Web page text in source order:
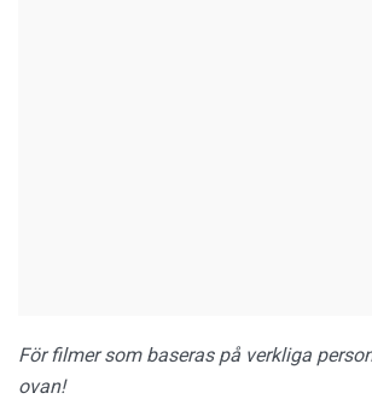
För filmer som baseras på verkliga
ovan!